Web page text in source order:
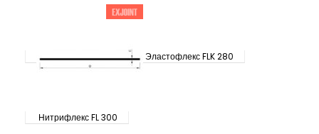
Эластофлекс FLK 280
Нитрифлекс FL 300